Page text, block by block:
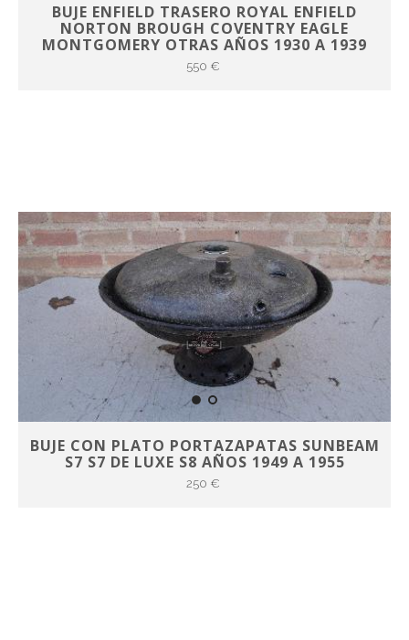
BUJE ENFIELD TRASERO ROYAL ENFIELD
NORTON BROUGH COVENTRY EAGLE
MONTGOMERY OTRAS AÑOS 1930 A 1939
550 €
BUJE CON PLATO PORTAZAPATAS SUNBEAM
S7 S7 DE LUXE S8 AÑOS 1949 A 1955
250 €